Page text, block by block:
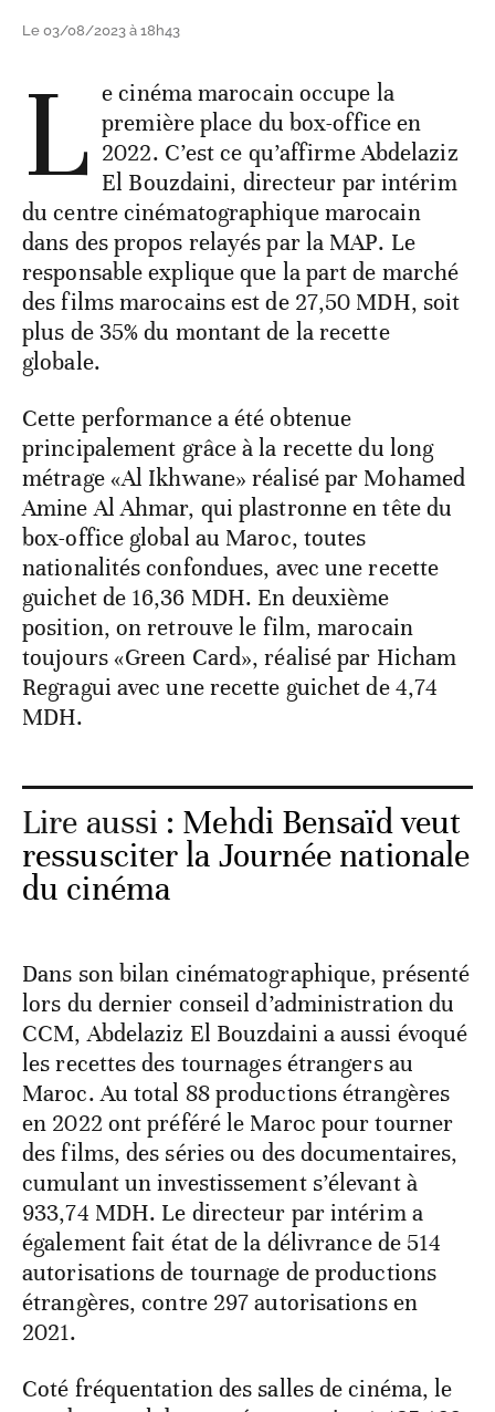
Le 03/08/2023 à 18h43
L e cinéma marocain occupe la
première place du box-office en
2022. C’est ce qu’affirme Abdelaziz
El Bouzdaini, directeur par intérim
du centre cinématographique marocain
dans des propos relayés par la MAP. Le
responsable explique que la part de marché
des films marocains est de 27,50 MDH, soit
plus de 35% du montant de la recette
globale.
Cette performance a été obtenue
principalement grâce à la recette du long
métrage «Al Ikhwane» réalisé par Mohamed
Amine Al Ahmar, qui plastronne en tête du
box-office global au Maroc, toutes
nationalités confondues, avec une recette
guichet de 16,36 MDH. En deuxième
position, on retrouve le film, marocain
toujours «Green Card», réalisé par Hicham
Regragui avec une recette guichet de 4,74
MDH.
Lire aussi : Mehdi Bensaïd veut
ressusciter la Journée nationale
du cinéma
Dans son bilan cinématographique, présenté
lors du dernier conseil d’administration du
CCM, Abdelaziz El Bouzdaini a aussi évoqué
les recettes des tournages étrangers au
Maroc. Au total 88 productions étrangères
en 2022 ont préféré le Maroc pour tourner
des films, des séries ou des documentaires,
cumulant un investissement s’élevant à
933,74 MDH. Le directeur par intérim a
également fait état de la délivrance de 514
autorisations de tournage de productions
étrangères, contre 297 autorisations en
2021.
Coté fréquentation des salles de cinéma, le